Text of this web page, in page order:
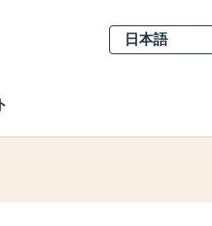
Select
your
検索